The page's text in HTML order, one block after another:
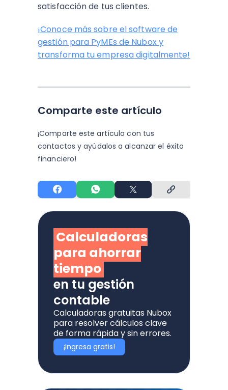
satisfacción de tus clientes.
¡Conoce más sobre el software de
gestión para PyMEs de Nubox y
transforma tu empresa digitalmente!
Comparte este artículo
¡Comparte este artículo con tus
contactos y ayúdalos a alcanzar el éxito
financiero!
Calculadoras
para ahorrar
tiempo
en tu gestión
contable
Calculadoras gratuitas Nubox
para resolver cálculos clave
de forma rápida y sin errores.
¡Ingresa gratis!